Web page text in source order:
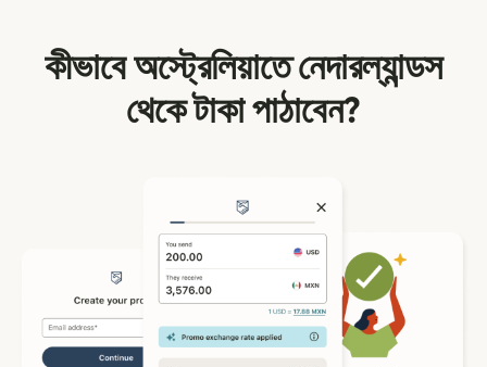
কীভাবে অস্ট্রেলিয়াতে নেদারল্যান্ডস
থেকে টাকা পাঠাবেন?